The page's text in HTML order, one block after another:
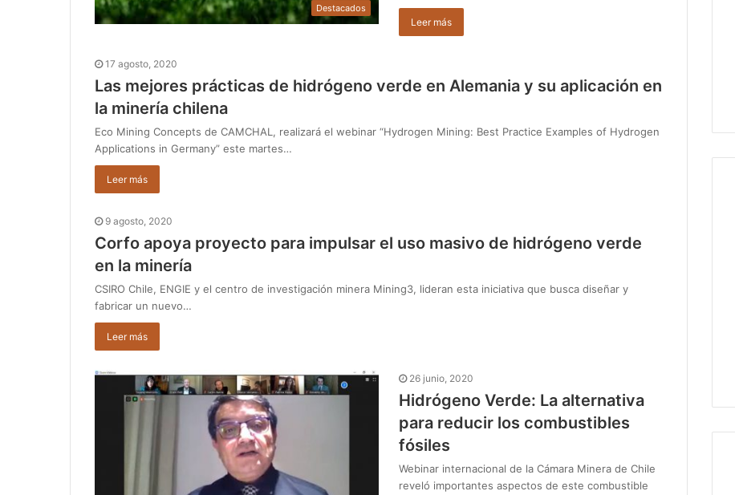
Destacados
Leer más
17 agosto, 2020
Las mejores prácticas de hidrógeno verde en Alemania y su aplicación en
la minería chilena
Eco Mining Concepts de CAMCHAL, realizará el webinar “Hydrogen Mining: Best Practice Examples of Hydrogen
Applications in Germany” este martes…
Leer más
9 agosto, 2020
Corfo apoya proyecto para impulsar el uso masivo de hidrógeno verde
en la minería
CSIRO Chile, ENGIE y el centro de investigación minera Mining3, lideran esta iniciativa que busca diseñar y
fabricar un nuevo…
Leer más
26 junio, 2020
Hidrógeno Verde: La alternativa
para reducir los combustibles
fósiles
Webinar internacional de la Cámara Minera de Chile
reveló importantes aspectos de este combustible